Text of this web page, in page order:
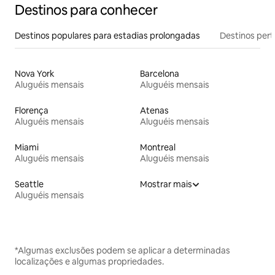
Destinos para conhecer
Destinos populares para estadias prolongadas Destinos
Nova York
Aluguéis mensais
Barcelona
Aluguéis mensais
Florença
Aluguéis mensais
Atenas
Aluguéis mensais
Miami
Aluguéis mensais
Montreal
Aluguéis mensais
Seattle
Aluguéis mensais
Mostrar mais
*Algumas exclusões podem se aplicar a determinadas
localizações e algumas propriedades.